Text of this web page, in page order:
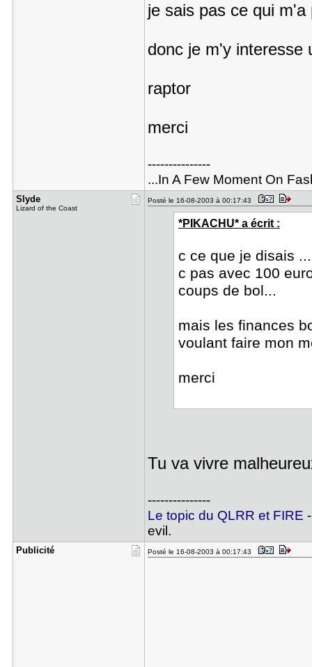
je sais pas ce qui
donc je m'y interesse
raptor
merci
---------------
...In A Few Moment On
Slyde
Lizard of the Coast
Posté le 16-08-2003 à 00:17:43
*PIKACHU* a écrit :
c ce que je disais ...
c pas avec 100
coups de bol...
mais les finances
voulant faire mon
merci
Tu va vivre
---------------
Le topic du QLRR et FIRE
evil.
Publicité Posté le 16-08-2003 à 00:17:43